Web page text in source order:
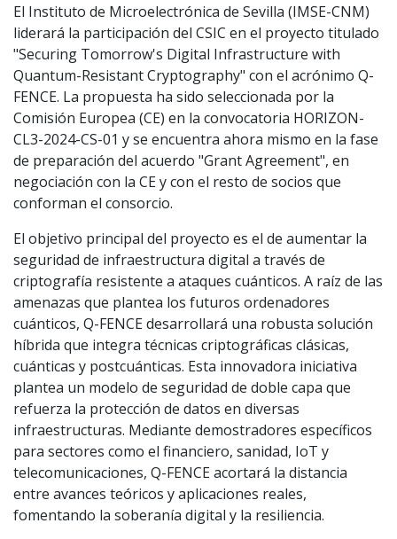
El Instituto de Microelectrónica de Sevilla (IMSE-CNM)
liderará la participación del CSIC en el proyecto titulado
"Securing Tomorrow's Digital Infrastructure with
Quantum-Resistant Cryptography" con el acrónimo Q-
FENCE. La propuesta ha sido seleccionada por la
Comisión Europea (CE) en la convocatoria HORIZON-
CL3-2024-CS-01 y se encuentra ahora mismo en la fase
de preparación del acuerdo "Grant Agreement", en
negociación con la CE y con el resto de socios que
conforman el consorcio.
El objetivo principal del proyecto es el de aumentar la
seguridad de infraestructura digital a través de
criptografía resistente a ataques cuánticos. A raíz de las
amenazas que plantea los futuros ordenadores
cuánticos, Q-FENCE desarrollará una robusta solución
híbrida que integra técnicas criptográficas clásicas,
cuánticas y postcuánticas. Esta innovadora iniciativa
plantea un modelo de seguridad de doble capa que
refuerza la protección de datos en diversas
infraestructuras. Mediante demostradores específicos
para sectores como el financiero, sanidad, IoT y
telecomunicaciones, Q-FENCE acortará la distancia
entre avances teóricos y aplicaciones reales,
fomentando la soberanía digital y la resiliencia.